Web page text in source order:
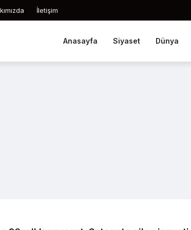
İletişim
Anasayfa Siyaset Dünya